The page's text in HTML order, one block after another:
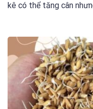
kê có thể tăng cân